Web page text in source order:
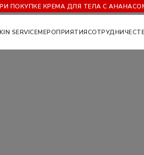
КРЕМА ДЛЯ ТЕЛА С АНАНАСОМ
SERVICEМЕРОПРИЯТИЯ